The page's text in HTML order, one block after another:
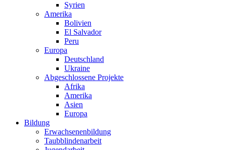
Syrien
Amerika
Bolivien
El Salvador
Peru
Europa
Deutschland
Ukraine
Abgeschlossene Projekte
Afrika
Amerika
Asien
Europa
Bildung
Erwachsenenbildung
Taubblindenarbeit